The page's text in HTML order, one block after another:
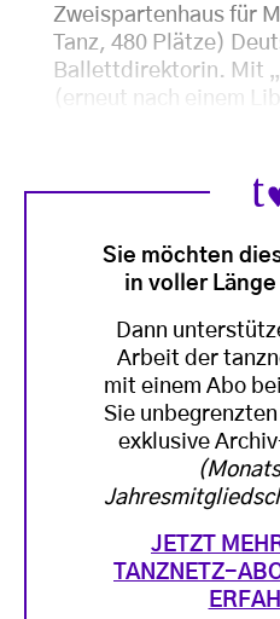
Zweispartenhaus für
Tanz, 480 Plätze)
Ballettdirektorin. Mit
(erneut nach einem
Sie möchten
in voller
Dann
Arbeit der
mit einem Abo
Sie
exklusive
JETZT
TANZNETZ-